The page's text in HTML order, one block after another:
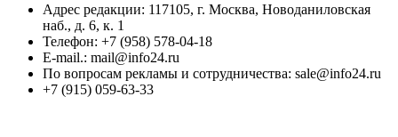
Адрес редакции: 117105, г. Москва, Новоданиловская
наб., д. 6, к. 1
Телефон: +7 (958) 578-04-18
E-mail.: mail@info24.ru
По вопросам рекламы и сотрудничества: sale@info24.ru
+7 (915) 059-63-33